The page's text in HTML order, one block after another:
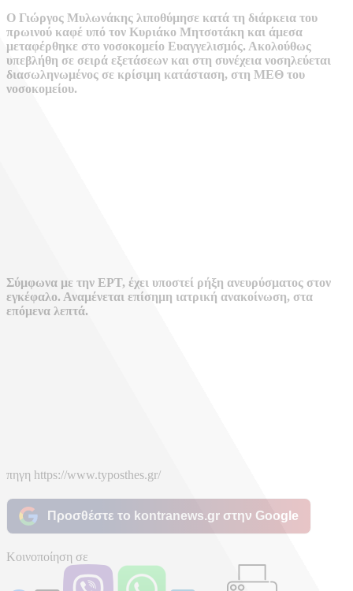
O Γιώργος Μυλωνάκης λιποθύμησε κατά τη διάρκεια του
πρωινού καφέ υπό τον Κυριάκο Μητσοτάκη και άμεσα
μεταφέρθηκε στο νοσοκομείο Ευαγγελισμός. Ακολούθως
υπεβλήθη σε σειρά εξετάσεων και στη συνέχεια νοσηλεύεται
διασωληνωμένος σε κρίσιμη κατάσταση, στη ΜΕΘ του
νοσοκομείου.
Σύμφωνα με την ΕΡΤ, έχει υποστεί ρήξη ανευρύσματος στον
εγκέφαλο. Αναμένεται επίσημη ιατρική ανακοίνωση, στα
επόμενα λεπτά.
πηγη https://www.typosthes.gr/
Προσθέστε το kontranews.gr στην Google
Κοινοποίηση σε